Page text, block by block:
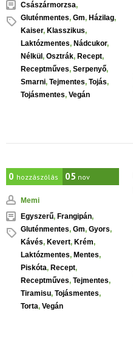
Császármorzsa,
Gluténmentes, Gm, Házilag,
Kaiser, Klasszikus,
Laktózmentes, Nádcukor,
Nélkül , Osztrák, Recept,
Receptműves, Serpenyő,
Smarni, Tejmentes, Tojás,
Tojásmentes, Vegán
0 hozzászólás 05 nov
Memi
Egyszerű, Frangipán,
Gluténmentes, Gm, Gyors,
Kávés, Kevert, Krém,
Laktózmentes, Mentes,
Piskóta, Recept,
Receptműves, Tejmentes,
Tiramisu, Tojásmentes,
Torta, Vegán